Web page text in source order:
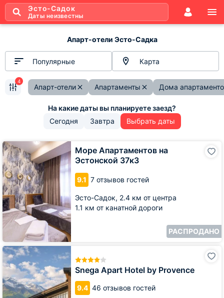
Эсто-Садок
Даты неизвестны
Апарт-отели Эсто-Садка
Популярные Карта
Апарт-отели Апартаменты Дома
4
Сегодня Завтра Выбрать даты
Море Апартаментов на
Эстонской 37к3
9.1 7 отзывов гостей
Эсто-Садок, 2.4 км от центра
1.1 км от канатной дороги
РАСПРОДАНО
Море
Апартаментов
на
Эстонской
37к3
Snega Apart Hotel by Provence
9.4 46 отзывов гостей
Snega
Apart
Hotel
by
Provence